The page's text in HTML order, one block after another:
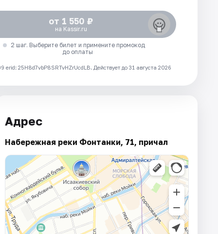
от 1 550 ₽
на Kassir.ru
2 шаг. Выберите билет и примените промокод
до оплаты
25H8d7vbP8SRTvHZrUcdLB. Действует до 31 августа 2026
Адрес
Набережная реки Фонтанки, 71, причал